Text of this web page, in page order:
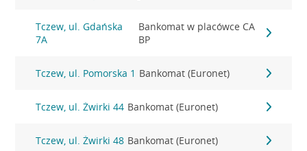
Tczew, ul. Gdańska
7A
Bankomat w placówce CA
BP
Tczew, ul. Pomorska 1 Bankomat (Euronet)
Tczew, ul. Żwirki 44 Bankomat (Euronet)
Tczew, ul. Żwirki 48 Bankomat (Euronet)